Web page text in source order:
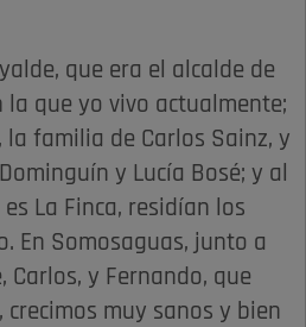
que era el alcalde de
la que yo vivo actualmente;
familia de Carlos Sainz, y
y Lucía Bosé; y al
La Finca, residían los
En Somosaguas, junto a
Carlos, y Fernando, que
crecimos muy sanos y bien